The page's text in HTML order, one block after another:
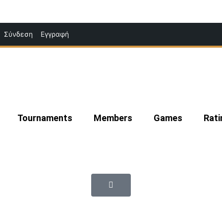
Σύνδεση Εγγραφή
στο
περιεχόμενο
Tournaments Members Games